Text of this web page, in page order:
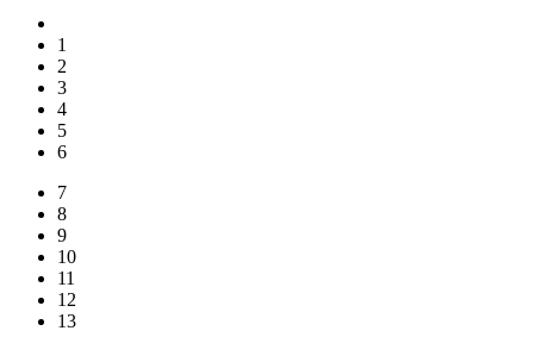
1
2
3
4
5
6
7
8
9
10
11
12
13